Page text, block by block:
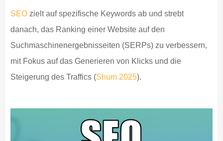
SEO zielt auf spezifische Keywords ab und strebt
danach, das Ranking einer Website auf den
Suchmaschinenergebnisseiten (SERPs) zu verbessern,
mit Fokus auf das Generieren von Klicks und die
Steigerung des Traffics (Shum 2025).